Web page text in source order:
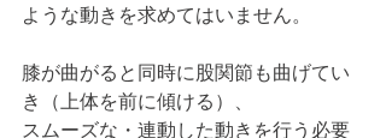
ような動きを求めてはいません。
膝が曲がると同時に股関節も曲げてい
き（上体を前に傾ける）、
スムーズな・連動した動きを行う必要